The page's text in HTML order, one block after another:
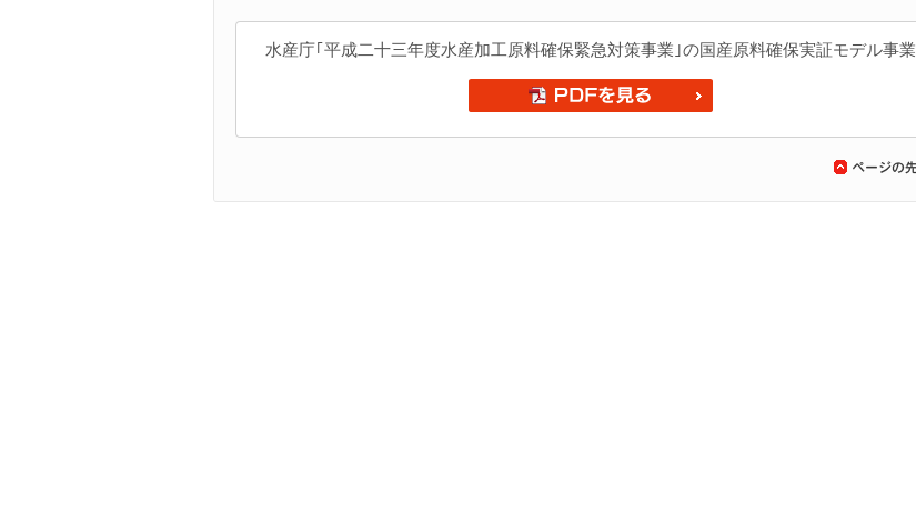
水産庁｢平成二十三年度水産加工原料確保緊急対策事業｣の国産原料確保実証モデル事業